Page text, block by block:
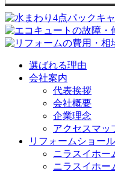
選ばれる理由
会社案内
代表挨拶
会社概要
企業理念
アクセスマッ
リフォームショー
ニラスイホー
ニラスイホー